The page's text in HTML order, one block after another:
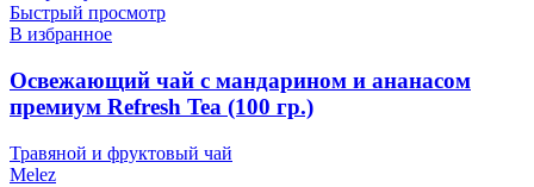
Быстрый просмотр
В избранное
Освежающий чай с мандарином и ананасом
премиум Refresh Tea (100 гр.)
Травяной и фруктовый чай
Melez